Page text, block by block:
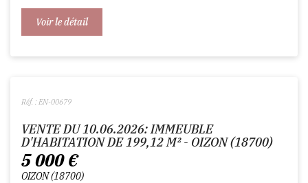
Voir le détail
VENTE DU 10.06.2026: IMMEUBLE
D'HABITATION DE 199,12 M² - OIZON (18700)
5 000 €
OIZON 18700
Réf. : EN-00679